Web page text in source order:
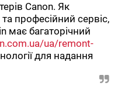
Canon. Як
професійний сервіс,
має багаторічний
ua/remont-
для надання